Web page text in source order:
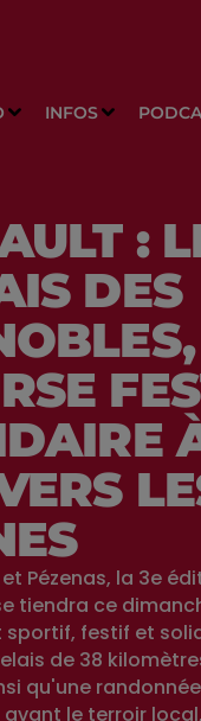
INFOS
:
DES
Pézenas, la 3e
tiendra ce
sportif, festif et
de 38
qu'une
le terroir